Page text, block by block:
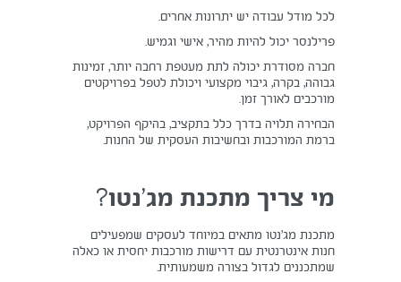
לכל מודל עבודה יש יתרונות אחרים.
פרילנסר יכול להיות מהיר, אישי וגמיש.
חברה מסודרת יכולה לתת מעטפת רחבה יותר, זמינות
גבוהה, בקרה, גיבוי מקצועי ויכולת לטפל בפרויקטים
מורכבים לאורך זמן.
הבחירה תלויה בדרך כלל בתקציב, בהיקף הפרויקט,
ברמת המורכבות ובחשיבות העסקית של החנות.
מי צריך מתכנת מג’נטו?
מתכנת מג’נטו מתאים במיוחד לעסקים שמפעילים
חנות אינטרנטית עם דרישות מורכבות יחסית או כאלה
שמתכננים לגדול בצורה משמעותית.